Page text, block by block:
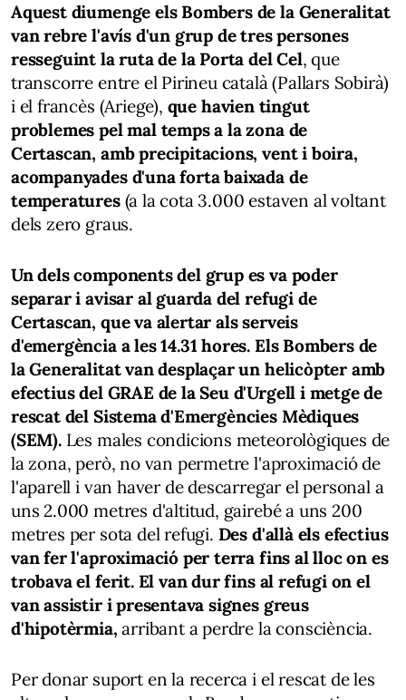
Aquest diumenge els Bombers de la Generalitat
van rebre l'avís d'un grup de tres persones
resseguint la ruta de la Porta del Cel, que
transcorre entre el Pirineu català (Pallars Sobirà)
i el francès (Ariege), que havien tingut
problemes pel mal temps a la zona de
Certascan, amb precipitacions, vent i boira,
acompanyades d'una forta baixada de
temperatures (a la cota 3.000 estaven al voltant
dels zero graus.
Un dels components del grup es va poder
separar i avisar al guarda del refugi de
Certascan, que va alertar als serveis
d'emergència a les 14.31 hores. Els Bombers de
la Generalitat van desplaçar un helicòpter amb
efectius del GRAE de la Seu d'Urgell i metge de
rescat del Sistema d'Emergències Mèdiques
(SEM). Les males condicions meteorològiques de
la zona, però, no van permetre l'aproximació de
l'aparell i van haver de descarregar el personal a
uns 2.000 metres d'altitud, gairebé a uns 200
metres per sota del refugi. Des d'allà els efectius
van fer l'aproximació per terra fins al lloc on es
trobava el ferit. El van dur fins al refugi on el
van assistir i presentava signes greus
d'hipotèrmia,arribant a perdre la consciència.
Per donar suport en la recerca i el rescat de les